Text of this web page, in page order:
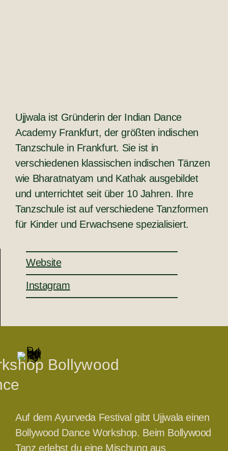
Ujjwala ist Gründerin der Indian Dance
Academy Frankfurt, der größten indischen
Tanzschule in Frankfurt. Sie ist in
verschiedenen klassischen indischen Tänzen
wie Bharatnatyam und Kathak ausgebildet
und unterrichtet seit über 10 Jahren. Ihre
Tanzschule ist auf verschiedene Tanzformen
für Kinder und Erwachsene spezialisiert.
Website
Instagram
Bollywood
Auf dem Ayurveda Festival gibt Ujjwala einen
Bollywood Dance Workshop. Beim Bollywood
Tanz erlebst du eine Mischung aus